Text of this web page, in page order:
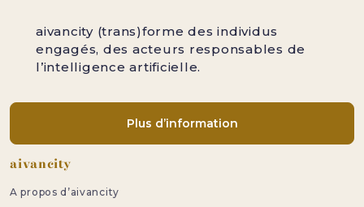
aivancity (trans)forme des individus
engagés, des acteurs responsables de
l’intelligence artificielle.
Plus d’information
Pied de page
aivancity
A propos d’aivancity